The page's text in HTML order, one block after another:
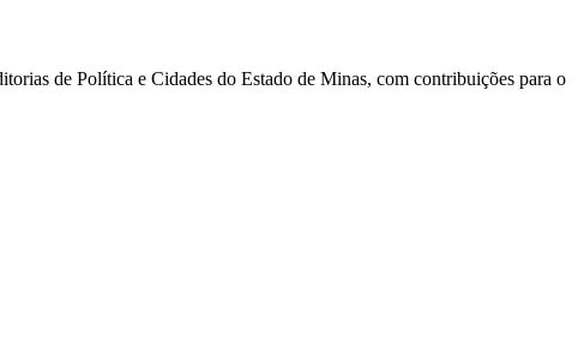
de Política e Cidades do Estado de Minas, com contribuições para o